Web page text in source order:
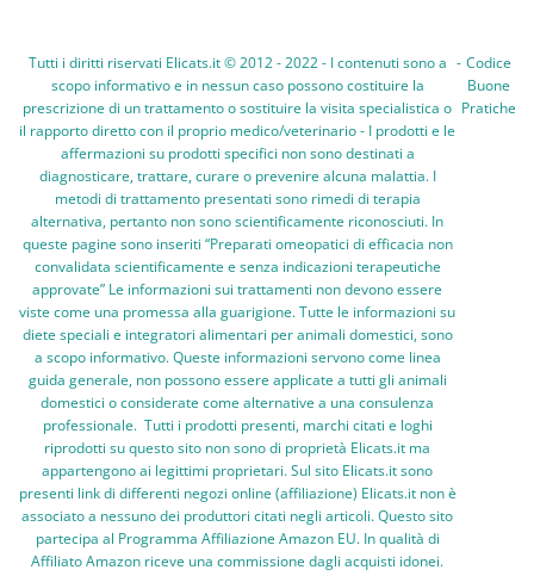
Tutti i diritti riservati Elicats.it © 2012 - 2022 - I contenuti sono a
scopo informativo e in nessun caso possono costituire la
prescrizione di un trattamento o sostituire la visita specialistica o
il rapporto diretto con il proprio medico/veterinario - I prodotti e le
affermazioni su prodotti specifici non sono destinati a
diagnosticare, trattare, curare o prevenire alcuna malattia. I
metodi di trattamento presentati sono rimedi di terapia
alternativa, pertanto non sono scientificamente riconosciuti. In
queste pagine sono inseriti “Preparati omeopatici di efficacia non
convalidata scientificamente e senza indicazioni terapeutiche
approvate” Le informazioni sui trattamenti non devono essere
viste come una promessa alla guarigione. Tutte le informazioni su
diete speciali e integratori alimentari per animali domestici, sono
a scopo informativo. Queste informazioni servono come linea
guida generale, non possono essere applicate a tutti gli animali
domestici o considerate come alternative a una consulenza
professionale. Tutti i prodotti presenti, marchi citati e loghi
riprodotti su questo sito non sono di proprietà Elicats.it ma
appartengono ai legittimi proprietari. Sul sito Elicats.it sono
presenti link di differenti negozi online (affiliazione) Elicats.it non è
associato a nessuno dei produttori citati negli articoli. Questo sito
partecipa al Programma Affiliazione Amazon EU. In qualità di
Affiliato Amazon riceve una commissione dagli acquisti idonei.
- Codice
Buone
Pratiche